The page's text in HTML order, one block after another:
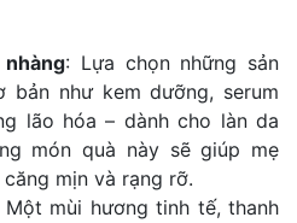
: Lựa chọn những sản
bản như kem dưỡng, serum
lão hóa – dành cho làn da
món quà này sẽ giúp mẹ
mịn và rạng rỡ.
Một mùi hương tinh tế, thanh